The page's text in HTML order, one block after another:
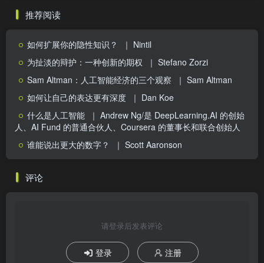
推荐阅读
如何扩展你的隐性知识？
｜ Nintil
为扯淡的辩护：一种创新的期权 ｜ Stefano Zorzi
Sam Altman：人工智能经济的三个观察 ｜ Sam Altman
如何让自己的表达更有深度 ｜ Dan Koe
什么是人工智能 ｜ Andrew Ng/是 DeepLearning.AI 的创始
人、AI Fund 的普通合伙人、Coursera 的董事长和联合创始人
谁能说出更大的数字？
｜ Scott Aaronson
评论
请登录后发表评论
登录 注册